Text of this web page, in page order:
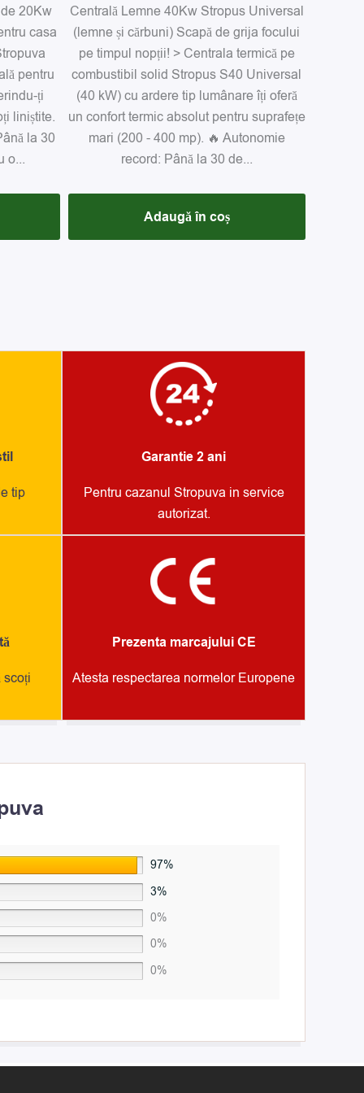
20Kw
casa
pentru
ți
liniștite.
la 30
o...
Centrală Lemne 40Kw Stropus Universal
(lemne și cărbuni) Scapă de grija focului
pe timpul nopții! > Centrala termică pe
combustibil solid Stropus S40 Universal
(40 kW) cu ardere tip lumânare îți oferă
un confort termic absolut pentru suprafețe
mari (200 - 400 mp). 🔥 Autonomie
record: Până la 30 de...
Adaugă în coș
tip
Garantie 2 ani
Pentru cazanul Stropuva in service
autorizat.
scoți
Prezenta marcajului CE
Atesta respectarea normelor Europene
97%
3%
0%
0%
0%